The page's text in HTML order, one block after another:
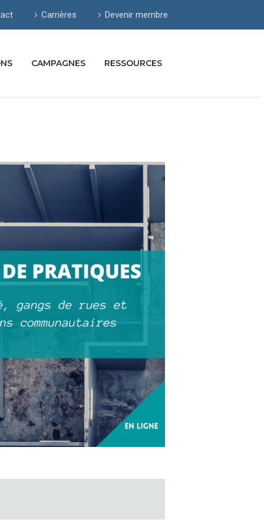
Carrières Devenir membre
CAMPAGNES RESSOURCES